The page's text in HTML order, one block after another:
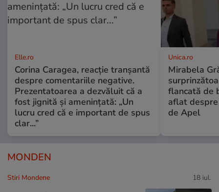
Elle.ro
Corina Caragea, reacție tranșantă
despre comentariile negative.
Prezentatoarea a dezvăluit că a
fost jignită și amenințată: „Un
lucru cred că e important de spus
clar...”
Unica.ro
Mirabela
flancată de
aflat
de Apel
MONDEN
Stiri Mondene 18 iul.